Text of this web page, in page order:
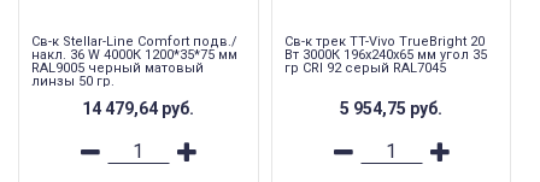
Св-к Stellar-Line Сomfort подв./
накл. 36 W 4000К 1200*35*75 мм
RAL9005 черный матовый
линзы 50 гр.
14 479,64 руб.
Св-к трек TT-Vivo TrueBright 20
Вт 3000К 196х240х65 мм угол 35
гр CRI 92 серый RAL7045
5 954,75 руб.